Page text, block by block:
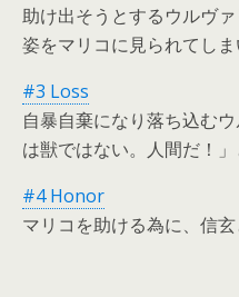
助け出そうとするウルヴ
姿をマリコに見られてしま
#3 Loss
自暴自棄になり落ち込む
は獣ではない。人間だ！」
#4 Honor
マリコを助ける為に、信玄